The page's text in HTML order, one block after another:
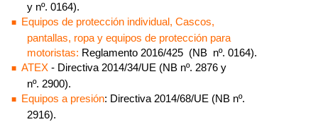
y nº. 0164).
Equipos de protección individual, Cascos,
pantallas, ropa y equipos de protección para
motoristas: Reglamento 2016/425 (NB nº. 0164).
ATEX - Directiva 2014/34/UE (NB nº. 2876 y
nº. 2900).
Equipos a presión: Directiva 2014/68/UE (NB nº.
2916).